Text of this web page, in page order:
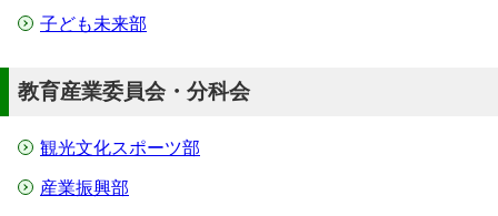
子ども未来部
教育産業委員会・分科会
観光文化スポーツ部
産業振興部